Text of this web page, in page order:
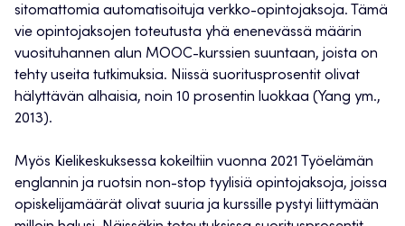
sitomattomia automatisoituja verkko-opintojaksoja. Tämä
vie opintojaksojen toteutusta yhä enenevässä määrin
vuosituhannen alun MOOC-kurssien suuntaan, joista on
tehty useita tutkimuksia. Niissä suoritusprosentit olivat
hälyttävän alhaisia, noin 10 prosentin luokkaa (Yang ym.,
2013).
Myös Kielikeskuksessa kokeiltiin vuonna 2021 Työelämän
englannin ja ruotsin non-stop tyylisiä opintojaksoja, joissa
opiskelijamäärät olivat suuria ja kurssille pystyi liittymään